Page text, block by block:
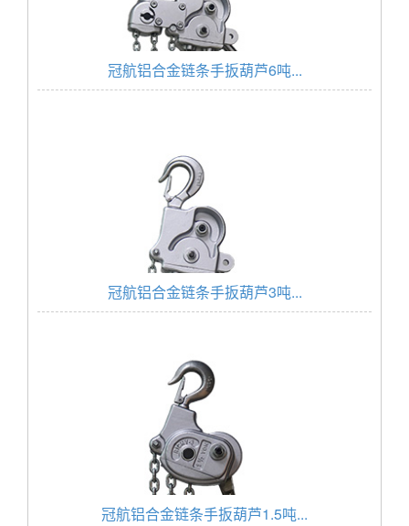
冠航铝合金链条手扳葫芦6吨...
冠航铝合金链条手扳葫芦3吨...
冠航铝合金链条手扳葫芦1.5吨...